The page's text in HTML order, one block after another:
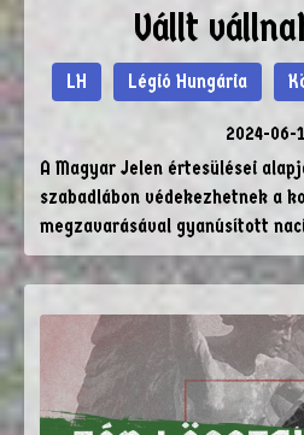
Vállt
LH Légió Hungária
2024-06-
A Magyar Jelen értesülései
szabadlábon védekezhetnek a
megzavarásával gyanúsított